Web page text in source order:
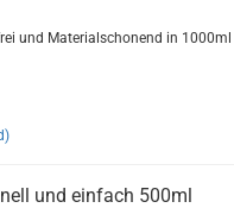
und Ma­te­ri­al­scho­nend in 1000ml
und ein­fach 500ml